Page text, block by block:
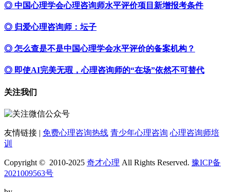
◎ 中国心理学会心理咨询师水平评价项目新增报考条件
◎ 归爱心理咨询师：坛子
◎ 怎么查是不是中国心理学会水平评价的备案机构？
◎ 即使AI完美无瑕，心理咨询师的“在场”依然不可替代
关注我们
友情链接 | 免费心理咨询热线 青少年心理咨询 心理咨询师培
训
Copyright © 2010-2025 奇才心理 All Rights Reserved. 豫ICP备
2021009563号